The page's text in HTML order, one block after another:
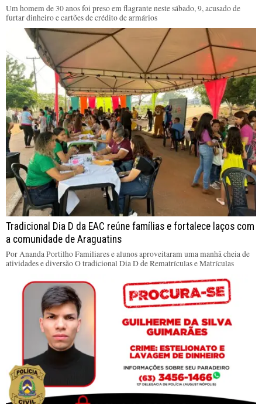
Um homem de 30 anos foi preso em flagrante neste sábado, 9, acusado de
furtar dinheiro e cartões de crédito de armários
Tradicional Dia D da EAC reúne famílias e fortalece laços com
a comunidade de Araguatins
Por Ananda Portilho Familiares e alunos aproveitaram uma manhã cheia de
atividades e diversão O tradicional Dia D de Rematrículas e Matrículas